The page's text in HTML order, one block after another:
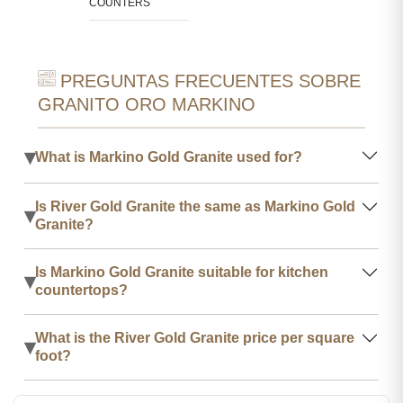
COUNTERS
PREGUNTAS FRECUENTES SOBRE
GRANITO ORO MARKINO
▾What is Markino Gold Granite used for?
▾ Is River Gold Granite the same as Markino Gold
Granite?
▾ Is Markino Gold Granite suitable for kitchen
countertops?
▾What is the River Gold Granite price per square
foot?